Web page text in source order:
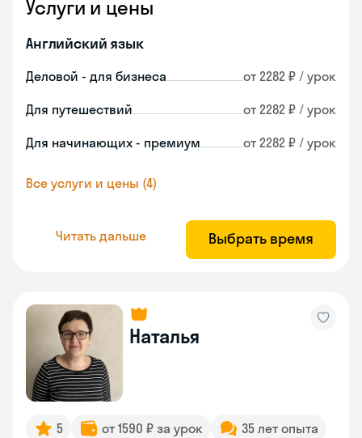
Услуги и цены
Английский язык
Деловой - для бизнеса от 2282 ₽ / урок
Для путешествий от 2282 ₽ / урок
Для начинающих - премиум от 2282 ₽ / урок
Все услуги и цены (4)
Читать дальше Выбрать время
Наталья
5 от 1590 ₽ за урок
35 лет опыта